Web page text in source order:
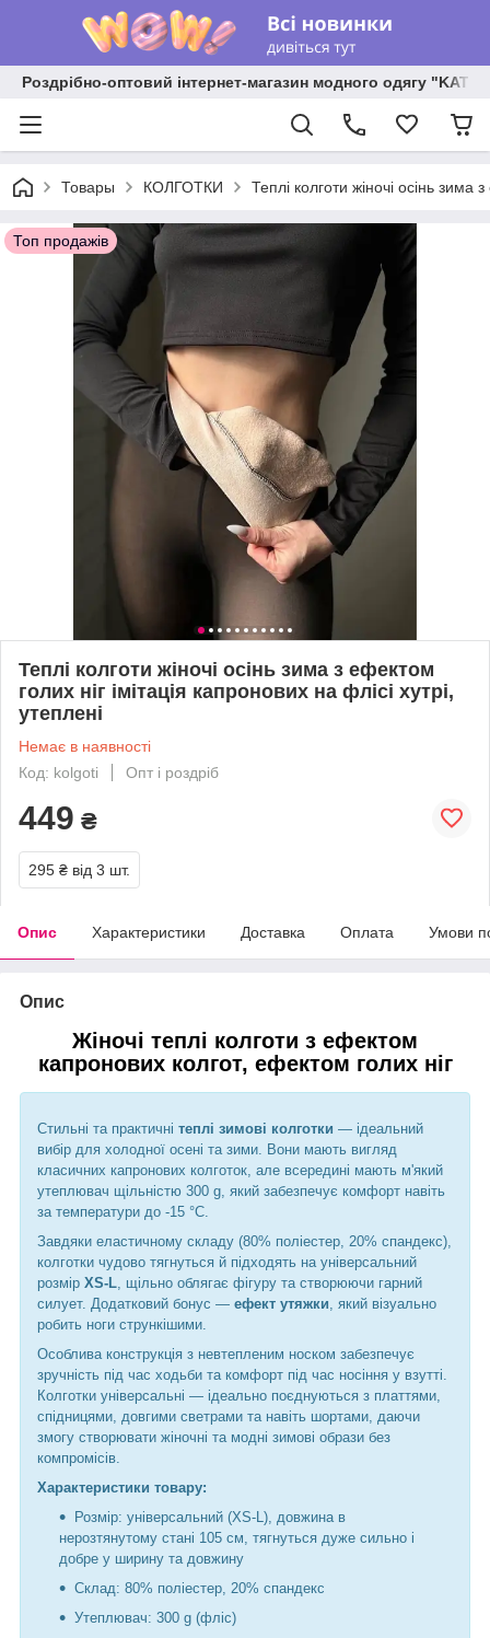
Роздрібно-оптовий інтернет-магазин модного одягу
Товары КОЛГОТКИ Теплі колготи жіночі осінь зима
Топ продажів
Теплі колготи жіночі осінь зима з ефектом
голих ніг імітація капронових на флісі хутрі,
утеплені
Немає в наявності
Код: kolgoti
Опт і роздріб
449 ₴
295 ₴ від 3 шт.
Опис Характеристики Доставка Оплата Умови
Опис
Жіночі теплі колготи з ефектом
капронових колгот, ефектом голих ніг
Стильні та практичні теплі зимові колготки — ідеальний
вибір для холодної осені та зими. Вони мають вигляд
класичних капронових колготок, але всередині мають м'який
утеплювач щільністю 300 g, який забезпечує комфорт навіть
за температури до -15 °C.
Завдяки еластичному складу (80% поліестер, 20% спандекс),
колготки чудово тягнуться й підходять на універсальний
розмір XS-L, щільно облягає фігуру та створюючи гарний
силует. Додатковий бонус — ефект утяжки, який візуально
робить ноги стрункішими.
Особлива конструкція з невтепленим носком забезпечує
зручність під час ходьби та комфорт під час носіння у взутті.
Колготки універсальні — ідеально поєднуються з платтями,
спідницями, довгими светрами та навіть шортами, даючи
змогу створювати жіночні та модні зимові образи без
компромісів.
Характеристики товару:
Розмір: універсальний (XS-L), довжина в
нерозтянутому стані 105 см, тягнуться дуже сильно і
добре у ширину та довжину
Склад: 80% поліестер, 20% спандекс
Утеплювач: 300 g (фліс)